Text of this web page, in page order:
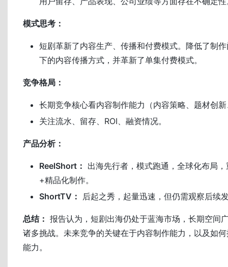
模式思考：
短剧革新了内容生产、传播和付费模式。降低了制
下的内容传播方式，并革新了单集付费模式。
竞争格局：
长期竞争核心看内容制作能力（内容策略、题材创
关注流水、留存、ROI、融资情况。
产品分析：
ReelShort： 出海先行者，模式跑通，全球化布局
+精品化制作。
ShortTV：
后起之秀，起量迅速，但仍需观察后续
总结： 报告认为，短剧出海仍处于蓝海市场，长期空间
诸多挑战。未来竞争的关键在于内容制作能力，以及如
能力。